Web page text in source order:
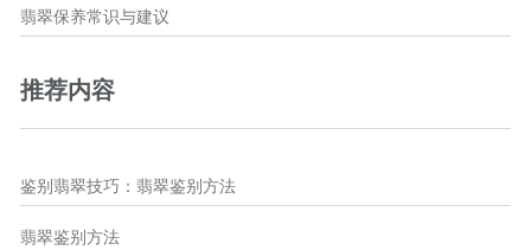
翡翠保养常识与建议
推荐内容
鉴别翡翠技巧：翡翠鉴别方法
翡翠鉴别方法